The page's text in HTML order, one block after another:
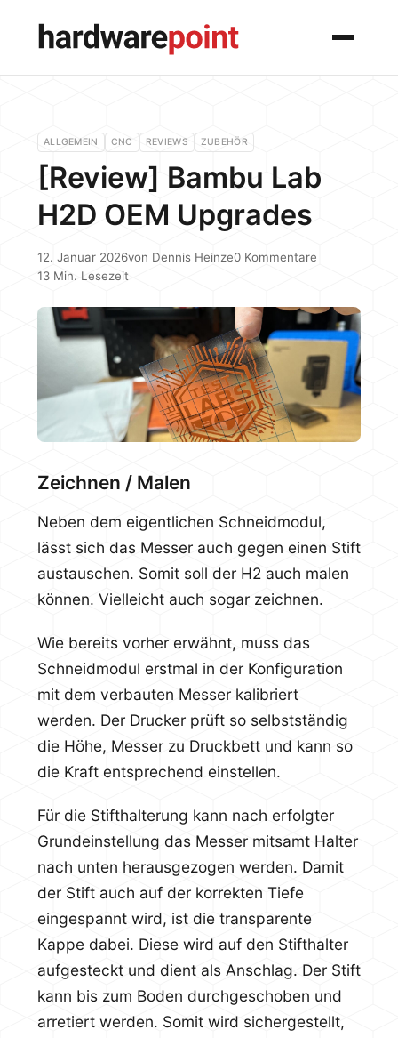
Menü
ALLGEMEIN CNC REVIEWS ZUBEHÖR
[Review] Bambu Lab
H2D OEM Upgrades
12. Januar 2026von Dennis Heinze0 Kommentare
13 Min. Lesezeit
Zeichnen / Malen
Neben dem eigentlichen Schneidmodul,
lässt sich das Messer auch gegen einen Stift
austauschen. Somit soll der H2 auch malen
können. Vielleicht auch sogar zeichnen.
Wie bereits vorher erwähnt, muss das
Schneidmodul erstmal in der Konfiguration
mit dem verbauten Messer kalibriert
werden. Der Drucker prüft so selbstständig
die Höhe, Messer zu Druckbett und kann so
die Kraft entsprechend einstellen.
Für die Stifthalterung kann nach erfolgter
Grundeinstellung das Messer mitsamt Halter
nach unten herausgezogen werden. Damit
der Stift auch auf der korrekten Tiefe
eingespannt wird, ist die transparente
Kappe dabei. Diese wird auf den Stifthalter
aufgesteckt und dient als Anschlag. Der Stift
kann bis zum Boden durchgeschoben und
arretiert werden. Somit wird sichergestellt,